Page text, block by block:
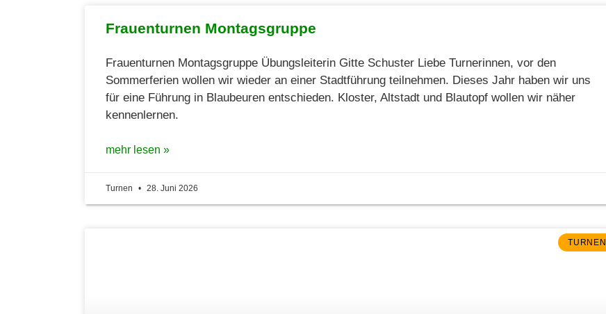
Frauenturnen Montagsgruppe
Frauenturnen Montagsgruppe Übungsleiterin Gitte Schuster Liebe Turnerinnen, vor den
Sommerferien wollen wir wieder an einer Stadtführung teilnehmen. Dieses Jahr haben wir uns
für eine Führung in Blaubeuren entschieden. Kloster, Altstadt und Blautopf wollen wir näher
kennenlernen.
mehr lesen »
Turnen 28. Juni 2026
TURNEN